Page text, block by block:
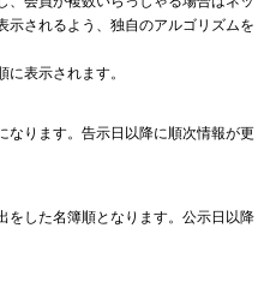
示されるよう、独自のアルゴリズムを
表示されます。
なります。告示日以降に順次情報が更
をした名簿順となります。公示日以降